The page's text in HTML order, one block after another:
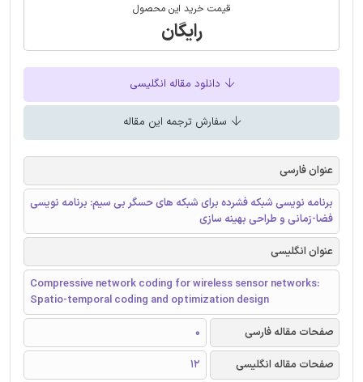
قیمت خرید این محصول
رایگان
دانلود مقاله انگلیسی
سفارش ترجمه این مقاله
عنوان فارسی
برنامه نویسی شبکه فشرده برای شبکه های حسگر بی سیم: برنامه نویسی
فضا-زمانی و طراحی بهینه سازی
عنوان انگلیسی
Compressive network coding for wireless sensor networks:
Spatio-temporal coding and optimization design
صفحات مقاله فارسی
0
صفحات مقاله انگلیسی
12